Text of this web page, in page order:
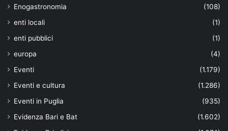
Enogastronomia
(108)
enti locali
(1)
enti pubblici
(1)
europa
(4)
Eventi
(1.179)
Eventi e cultura
(1.286)
Eventi in Puglia
(935)
Evidenza Bari e Bat
(1.602)